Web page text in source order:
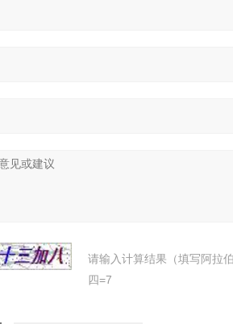
请输入计算结果（填写阿拉
四=7